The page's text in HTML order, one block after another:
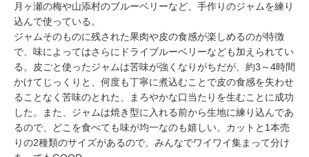
月ヶ瀬の梅や山添村のブルーベリーなど、手作りのジャムを練り
込んで使っている。
ジャムそのものに残された果肉や皮の食感が楽しめるのが特徴
で、味によってはさらにドライブルーベリーなども加えられてい
る。皮ごと使ったジャムは苦味が強くなりがちだが、約3～4時間
かけてじっくりと、何度も丁寧に煮込むことで皮の食感を失わせ
ることなく苦味のとれた、まろやかな口当たりを生むことに成功
した。また、ジャムは焼き型に入れる前から生地に練り込んであ
るので、どこを食べても味が均一なのも嬉しい。カットと1本売
りの2種類のサイズがあるので、みんなでワイワイ集まって分け